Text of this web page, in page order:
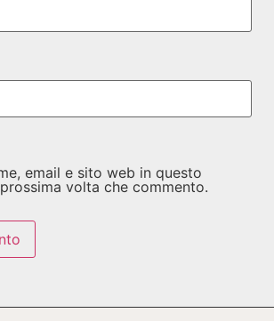
email e sito web in questo
volta che commento.